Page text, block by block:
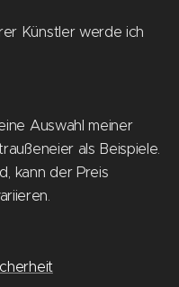
Künstler werde ich
Auswahl meiner
als Beispiele.
kann der Preis